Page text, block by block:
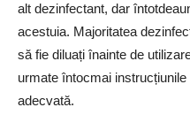
alt dezinfectant, dar
acestuia. Majoritatea
să fie diluați înainte de
urmate întocmai
adecvată.